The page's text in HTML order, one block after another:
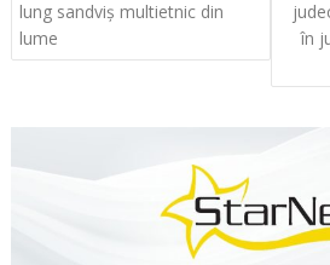
în
articole
lung sandviş multietnic din
lume
în